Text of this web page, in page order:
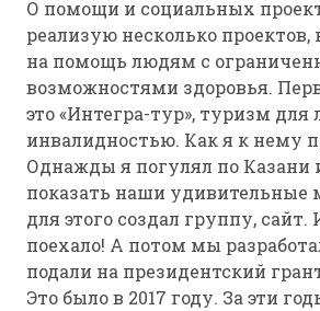
О помощи и социальных
реализую несколько
на помощь людям с
возможностями здоровья.
это «Интегра-тур», туризм для
инвалидностью. Как я к нему
Однажды я погулял по Казани
показать наши удивительные
для этого создал группу,
поехало! А потом мы
подали на президентский
Это было в 2017 году. За эти